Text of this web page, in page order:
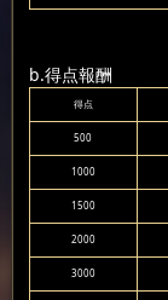
b.得点報酬
得点
500
1000
1500
2000
3000